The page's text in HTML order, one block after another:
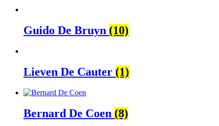
Guido De Bruyn (10)
Lieven De Cauter (1)
Bernard De Coen (8)